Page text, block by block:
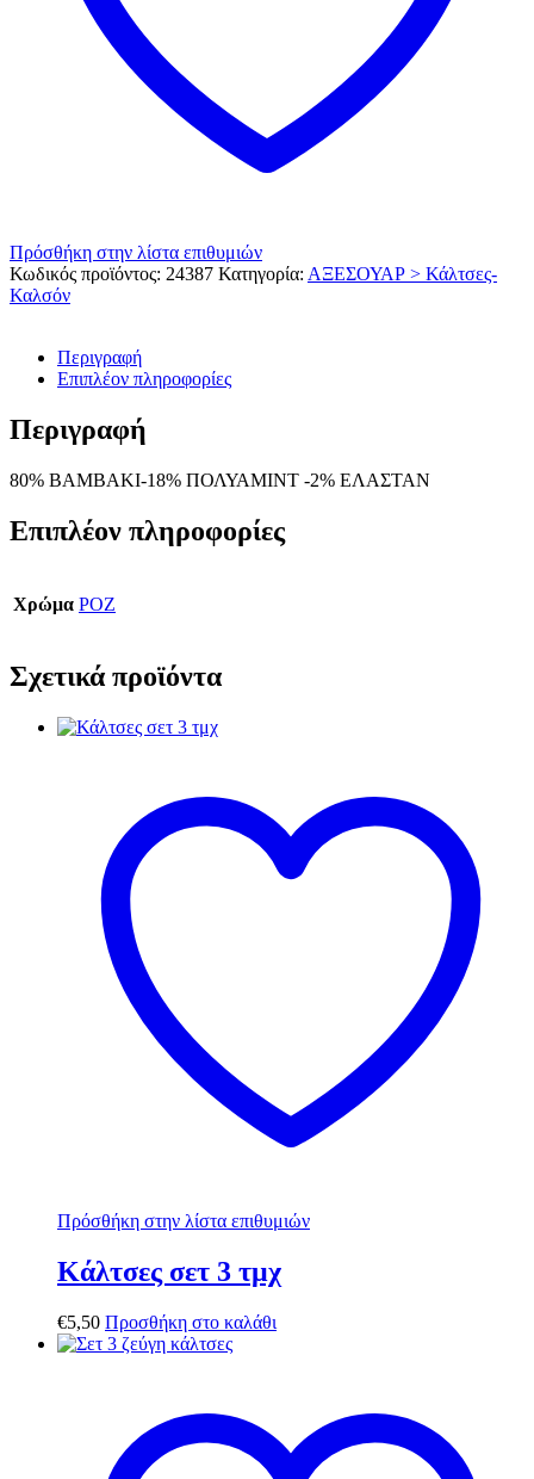
Πρόσθήκη στην λίστα επιθυμιών
Κωδικός προϊόντος: 24387 Κατηγορία: ΑΞΕΣΟΥΑΡ > Κάλτσες-
Καλσόν
Περιγραφή
Επιπλέον πληροφορίες
Περιγραφή
80% ΒΑΜΒΑΚΙ-18% ΠΟΛΥΑΜΙΝΤ -2% ΕΛΑΣΤΑΝ
Επιπλέον πληροφορίες
Χρώμα ΡΟΖ
Σχετικά προϊόντα
Πρόσθήκη στην λίστα επιθυμιών
Κάλτσες σετ 3 τμχ
€5,50 Προσθήκη στο καλάθι